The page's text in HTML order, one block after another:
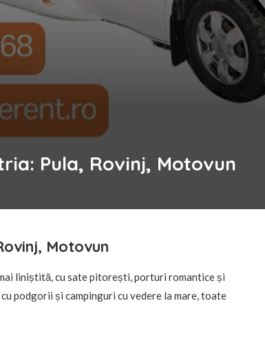
Pula, Rovinj, Motovun
Motovun
liniștită, cu sate pitorești, porturi romantice și
podgorii și campinguri cu vedere la mare, toate